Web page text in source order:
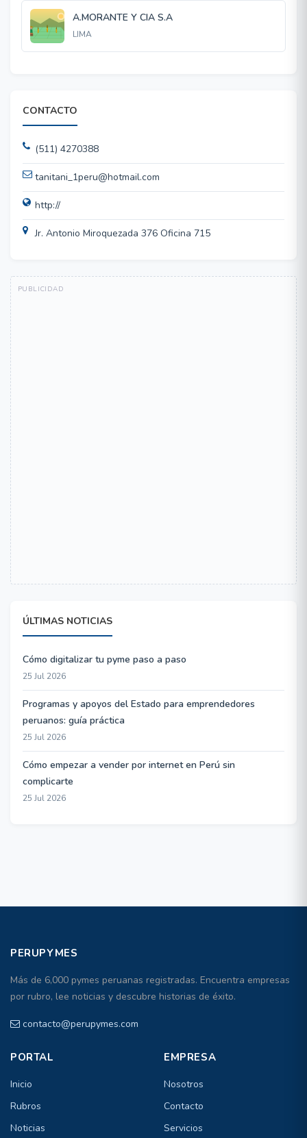
A.MORANTE Y CIA S.A
LIMA
CONTACTO
(511) 4270388
tanitani_1peru@hotmail.com
http://
Jr. Antonio Miroquezada 376 Oficina 715
ÚLTIMAS NOTICIAS
Cómo digitalizar tu pyme paso a paso
25 Jul 2026
Programas y apoyos del Estado para emprendedores
peruanos: guía práctica
25 Jul 2026
Cómo empezar a vender por internet en Perú sin
complicarte
25 Jul 2026
PERUPYMES
Más de 6,000 pymes peruanas registradas. Encuentra empresas
por rubro, lee noticias y descubre historias de éxito.
contacto@perupymes.com
PORTAL
Inicio
Rubros
Noticias
EMPRESA
Nosotros
Contacto
Servicios